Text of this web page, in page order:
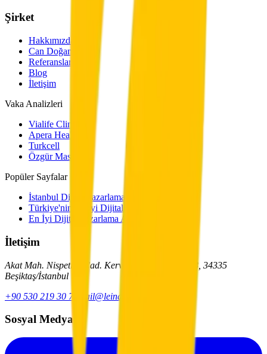
Şirket
Hakkımızda
Can Doğan
Referanslarımız
Blog
İletişim
Vaka Analizleri
Vialife Clinic
Apera Health
Turkcell
Özgür Masur
Popüler Sayfalar
İstanbul Dijital Pazarlama Ajansı
Türkiye'nin En İyi Dijital Pazarlama Ajansı
En İyi Dijital Pazarlama Ajansları
İletişim
Akat Mah. Nispetiye Cad. Kervan Apt. No: 37 D: 8, 34335
Beşiktaş/İstanbul
+90 530 219 30 72
mail@leindigital.com
Sosyal Medya